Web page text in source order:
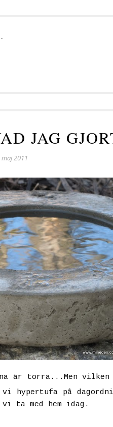
JAG
2011
är torra...Men
hypertufa på
ta med hem idag.